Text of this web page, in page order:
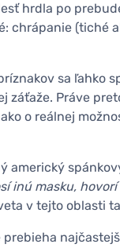
hrdla po
chrápanie (tiché
sa ľahko
záťaže. Práve
o reálnej
americký
inú masku,
v tejto oblasti